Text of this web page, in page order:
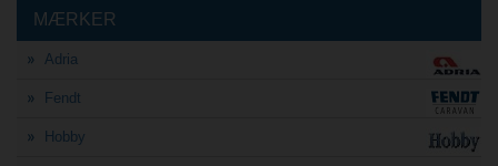
MÆRKER
Adria
Fendt
Hobby